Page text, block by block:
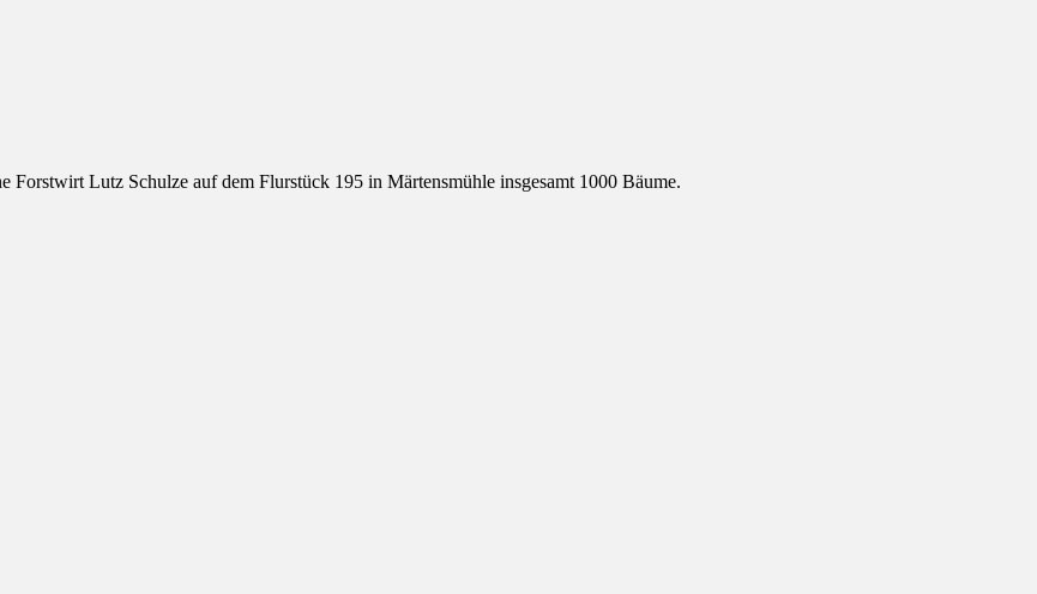
Lutz Schulze auf dem Flurstück 195 in Märtensmühle insgesamt 1000 Bäume.